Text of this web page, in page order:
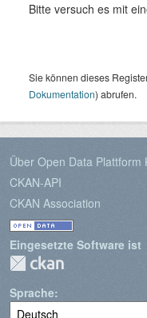
Bitte versuch es mit
Sie können dieses
Dokumentation) abrufen.
Über Open Data Plattform
CKAN-API
CKAN Association
Eingesetzte Software ist
Sprache